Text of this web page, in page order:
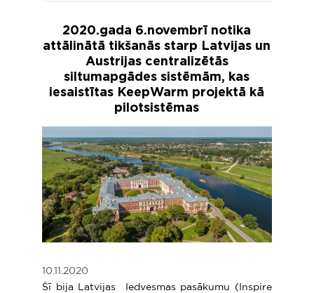
2020.gada 6.novembrī notika
attālinātā tikšanās starp Latvijas un
Austrijas centralizētās
siltumapgādes sistēmām, kas
iesaistītas KeepWarm projektā kā
pilotsistēmas
10.11.2020
Šī bija Latvijas Iedvesmas pasākumu (Inspire